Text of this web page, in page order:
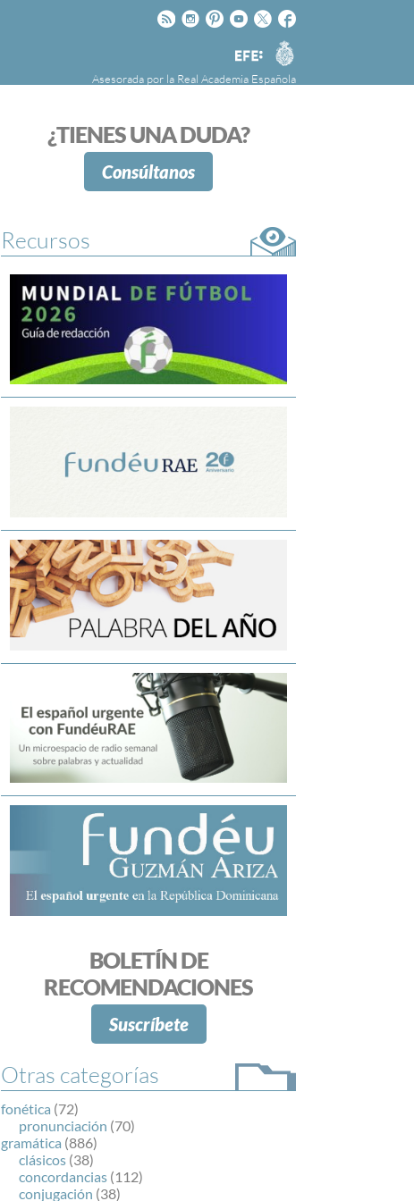
Facebook
Twitter
Youtube
Pinteres
Instagram
Rss
Agencia
EFE
Asesorada por la Real Academia Española
FundéuRAE es una fundación patrocinada por
la Agencia Efe y la Real Academia Española,
cuyo objetivo es colaborar con el buen uso del
¿TIENES UNA DUDA?
Consúltanos
Recursos
BOLETÍN DE
RECOMENDACIONES
Suscríbete
Otras categorías
fonética (72)
pronunciación (70)
gramática (886)
clásicos (38)
concordancias (112)
conjugación (38)